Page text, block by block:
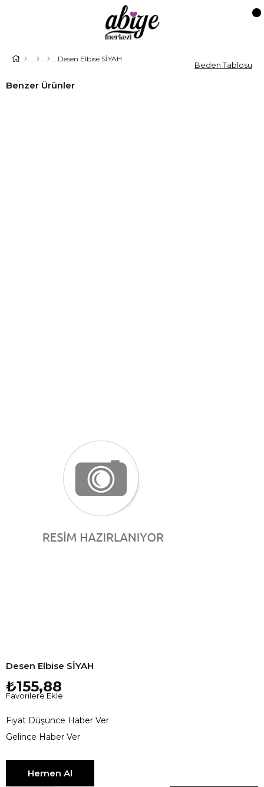
Desen Elbise SİYAH
Benzer Ürünler
Desen Elbise SİYAH
₺155,88
Favorilere Ekle
Fiyat Düşünce Haber Ver
Gelince Haber Ver
Beden Tablosu